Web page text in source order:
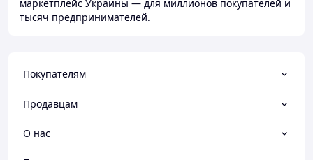
маркетплейс Украины — для миллионов покупателей и
тысяч предпринимателей.
Покупателям
Продавцам
О нас